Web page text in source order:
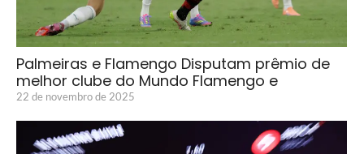
Palmeiras e Flamengo Disputam prêmio de
melhor clube do Mundo Flamengo e
22 de novembro de 2025